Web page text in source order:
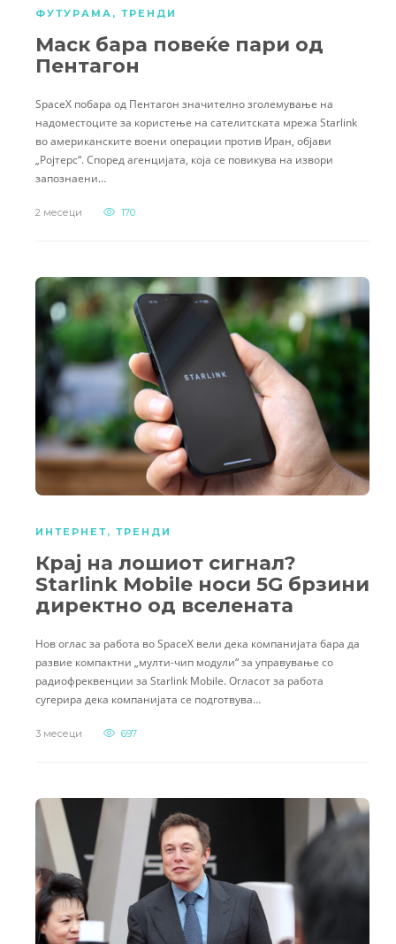
ФУТУРАМА , ТРЕНДИ
Маск бара повеќе пари од
Пентагон
SpaceX побара од Пентагон значително зголемување на
надоместоците за користење на сателитската мрежа Starlink
во американските воени операции против Иран, објави
„Ројтерс“. Според агенцијата, која се повикува на извори
запознаени…
2 месеци 170
ИНТЕРНЕТ, ТРЕНДИ
Крај на лошиот сигнал?
Starlink Mobile носи 5G брзини
директно од вселената
Нов оглас за работа во SpaceX вели дека компанијата бара да
развие компактни „мулти-чип модули“ за управување со
радиофреквенции за Starlink Mobile. Огласот за работа
сугерира дека компанијата се подготвува…
3 месеци 697